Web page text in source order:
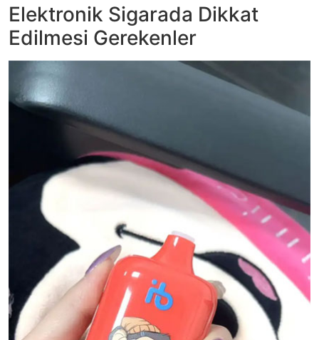
Elektronik Sigarada Dikkat
Edilmesi Gerekenler